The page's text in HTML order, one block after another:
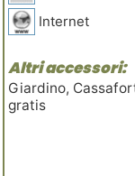
Internet
Altri accessori:
Giardino,
gratis